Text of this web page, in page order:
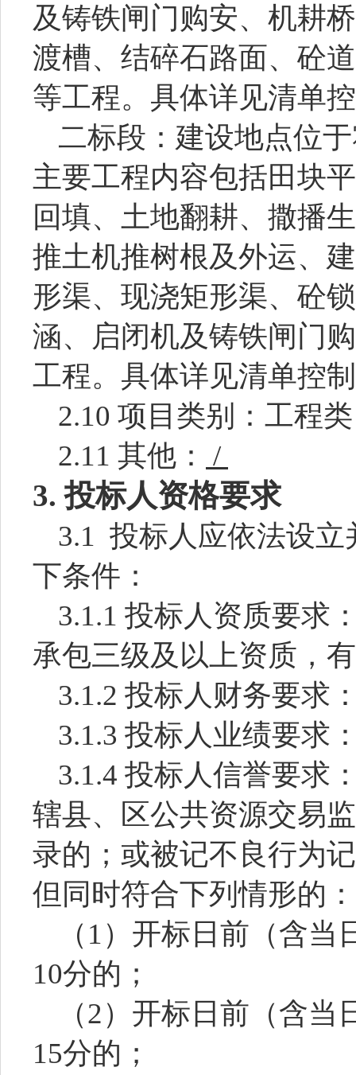
及铸铁闸门购安、机耕
渡槽、结碎石路面、砼
等工程。 具体详见清单
二标段：建设地点位
主要工程内容包括田块
回填、土地翻耕、撒播
推土机推树根及外运、
形渠、现浇矩形渠、砼
涵、启闭机及铸铁闸门
工程。 具体详见清单控
2.10 项目类别： 工程类
2.11 其他：
/
3. 投标人资格要求
3.1 投标人应依法设
下条件：
3.1.1 投标人资质要求
承包三级及以上资质，
3.1.2 投标人财务要求
3.1.3 投标人业绩要求
3.1.4 投标人信誉要求
辖县、区公共资源交易
录的；或被记不良行为
但同时符合下列情形的：
（ 1）开标日前（含当
10分的；
（2）开标日前（含当
15分的；